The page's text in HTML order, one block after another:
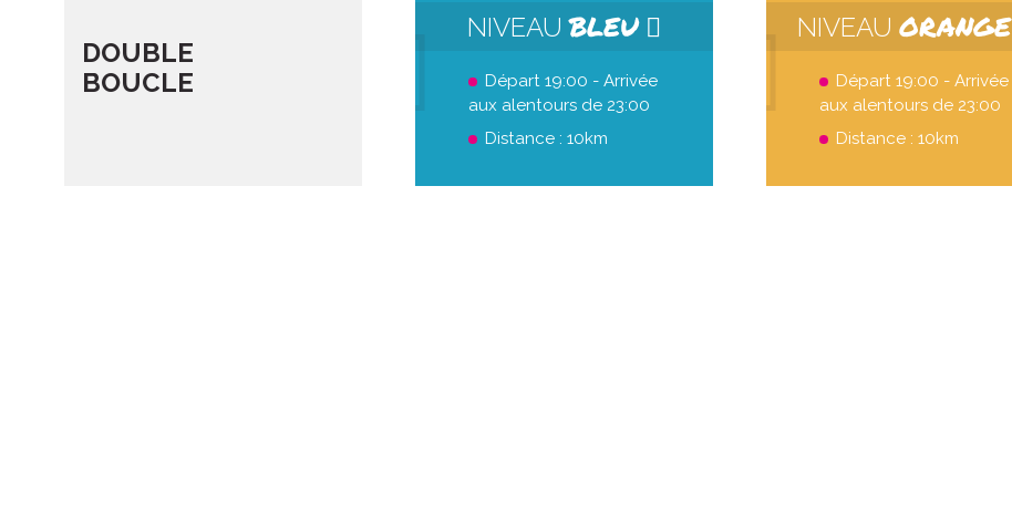
DOUBLE
BOUCLE
NIVEAUBLEU
Départ 19:00 - Arrivée
aux alentours de 23:00
Distance : 10km
NIVEAU ORANGE
Départ 19:00 - Arrivée
aux alentours de 23:00
Distance : 10km